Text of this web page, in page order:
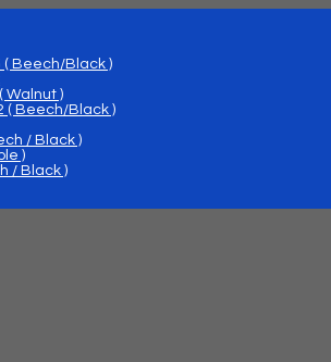
( Beech/Black )
Walnut )
( Beech/Black )
/ Black )
)
/ Black )